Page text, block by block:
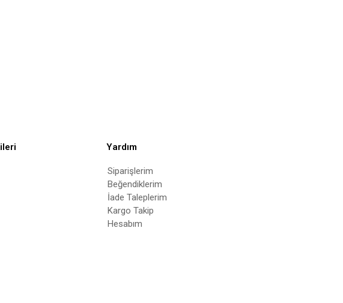
Yardım
Siparişlerim
Beğendiklerim
İade Taleplerim
Kargo Takip
Hesabım